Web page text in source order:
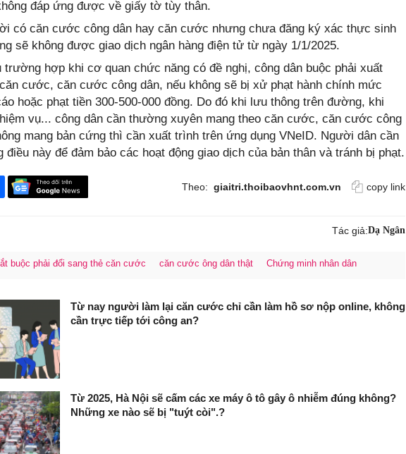
đáp ứng được về giấy tờ tùy thân.
có căn cước công dân hay căn cước nhưng chưa đăng ký xác thực sinh
sẽ không được giao dịch ngân hàng điện tử từ ngày 1/1/2025.
trường hợp khi cơ quan chức năng có đề nghị, công dân buộc phải xuất
cước, căn cước công dân, nếu không sẽ bị xử phạt hành chính mức
hoặc phạt tiền 300-500-000 đồng. Do đó khi lưu thông trên đường, khi
vụ... công dân cần thường xuyên mang theo căn cước, căn cước công
mang bản cứng thì cần xuất trình trên ứng dụng VNeID. Người dân cần
điều này để đảm bảo các hoạt động giao dịch của bản thân và tránh bị phạt.
Theo: giaitri.thoibaovhnt.com.vn copy link
Tác giả:Dạ Ngân
buộc phải đổi sang thẻ căn cước căn cước ông dân thật Chứng minh nhân dân
Từ nay người làm lại căn cước chỉ cần làm hồ sơ nộp online, không
cần trực tiếp tới công an?
Từ 2025, Hà Nội sẽ cấm các xe máy ô tô gây ô nhiễm đúng không?
Những xe nào sẽ bị "tuýt còi".?